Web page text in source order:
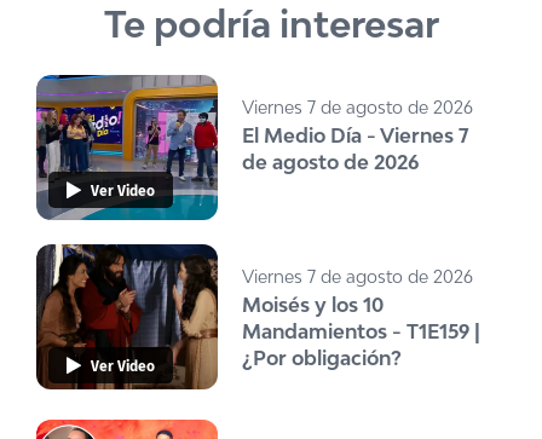
Te podría interesar
Ver Video
Viernes 7 de agosto de 2026
El Medio Día - Viernes 7
de agosto de 2026
Ver Video
Viernes 7 de agosto de 2026
Moisés y los 10
Mandamientos - T1E159 |
¿Por obligación?